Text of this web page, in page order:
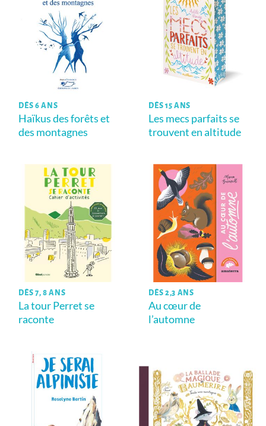
DÈS 6 ANS
Haïkus des forêts et
des montagnes
DÈS 15 ANS
Les mecs parfaits se
trouvent en altitude
DÈS 7, 8 ANS
La tour Perret se
raconte
DÈS 2,3 ANS
Au cœur de
l’automne